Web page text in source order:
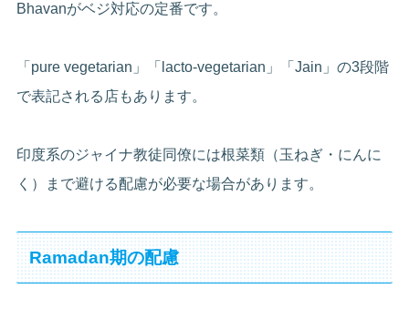
Bhavanがベジ対応の定番です。
「pure vegetarian」「lacto-vegetarian」「Jain」の3段階
で表記される店もあります。
印度系のジャイナ教徒同僚には根菜類（玉ねぎ・にんに
く）まで避ける配慮が必要な場合があります。
Ramadan期の配慮